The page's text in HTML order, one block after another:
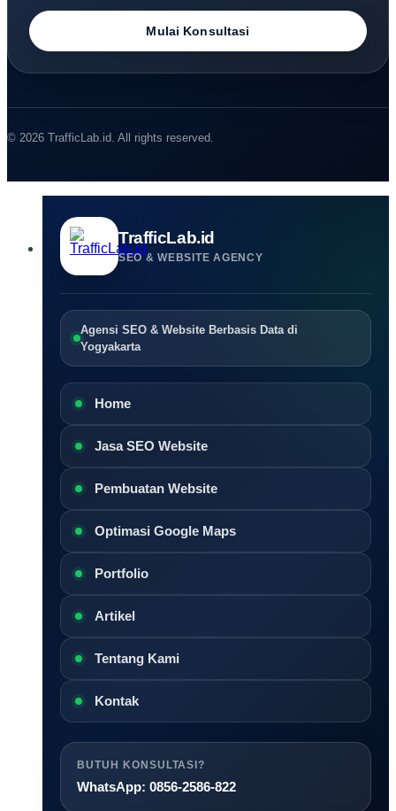
Mulai Konsultasi
© 2026 TrafficLab.id. All rights reserved.
TrafficLab.id
SEO & WEBSITE AGENCY
Agensi SEO & Website Berbasis Data di
Yogyakarta
Home
Jasa SEO Website
Pembuatan Website
Optimasi Google Maps
Portfolio
Artikel
Tentang Kami
Kontak
BUTUH KONSULTASI?
WhatsApp: 0856-2586-822